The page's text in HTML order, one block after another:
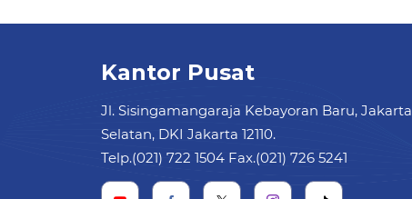
Kantor Pusat
Jl. Sisingamangaraja Kebayoran Baru, Jakarta
Selatan, DKI Jakarta 12110.
Telp.(021) 722 1504 Fax.(021) 726 5241